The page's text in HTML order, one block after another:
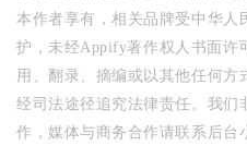
本作者享有，相关品牌受中华人
护，未经Appify著作权人书面许
用、翻录、摘编或以其他任何
经司法途径追究法律责任。 我们
作，媒体与商务合作请联系后台